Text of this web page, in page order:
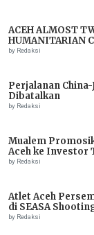
ACEH ALMOST
HUMANITARIAN
IMMEDIATE
by Redaksi
Perjalanan
Dibatalkan
by Redaksi
Mualem
Aceh ke Investor
by Redaksi
Atlet Aceh
di SEASA
by Redaksi